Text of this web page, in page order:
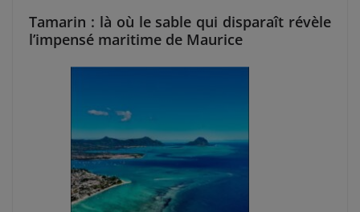
Tamarin : là où le sable qui disparaît révèle
l’impensé maritime de Maurice